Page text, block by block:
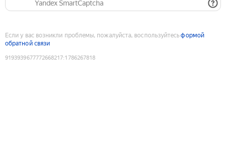
Yandex SmartCaptcha
Если у вас возникли проблемы, пожалуйста, воспользуйтесьформой
обратной связи
9193939677772668217:1786267818